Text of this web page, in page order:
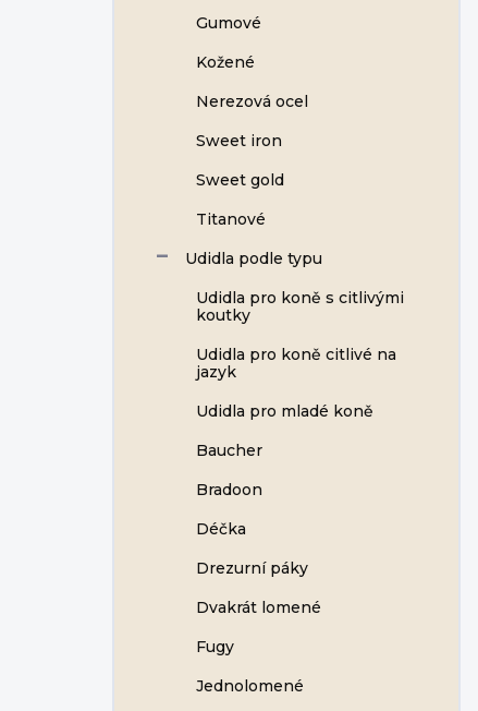
Gumové
Kožené
Nerezová ocel
Sweet iron
Sweet gold
Titanové
Udidla podle typu
Udidla pro koně s citlivými
koutky
Udidla pro koně citlivé na
jazyk
Udidla pro mladé koně
Baucher
Bradoon
Déčka
Drezurní páky
Dvakrát lomené
Fugy
Jednolomené